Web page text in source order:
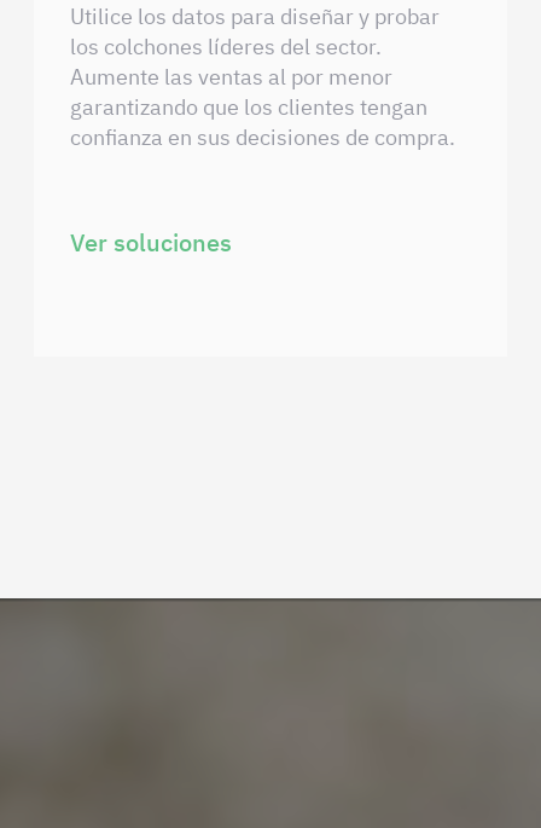
Utilice los datos para diseñar y probar
los colchones líderes del sector.
Aumente las ventas al por menor
garantizando que los clientes tengan
confianza en sus decisiones de compra.
Ver soluciones